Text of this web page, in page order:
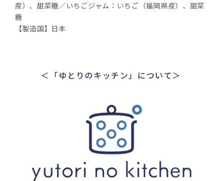
産）、甜菜糖／いちごジャム：いちご（福岡県産）、甜菜
糖
【製造国】日本
＜「ゆとりのキッチン」について＞